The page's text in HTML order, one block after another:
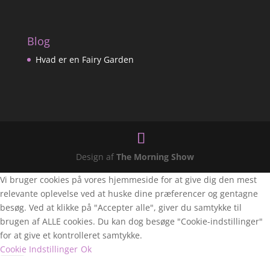
Blog
Hvad er en Fairy Garden
Design af The Morning Show
Vi bruger cookies på vores hjemmeside for at give dig den mest
relevante oplevelse ved at huske dine præferencer og gentagne
besøg. Ved at klikke på "Accepter alle", giver du samtykke til
brugen af ALLE cookies. Du kan dog besøge "Cookie-indstillinger"
for at give et kontrolleret samtykke.
Cookie Indstillinger Ok